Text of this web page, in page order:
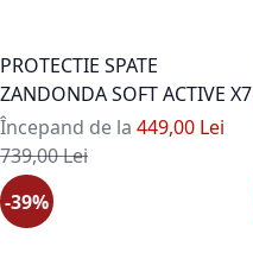
PROTECTIE SPATE
ZANDONDA SOFT ACTIVE X7
Începand de la 449,00 Lei
Pret standard
739,00 Lei
-39%